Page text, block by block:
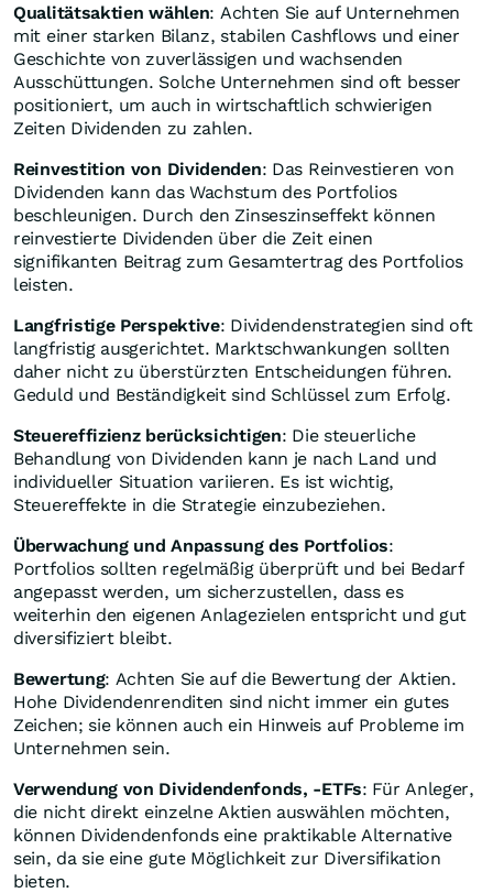
Qualitätsaktien wählen: Achten Sie auf Unternehmen
mit einer starken Bilanz, stabilen Cashflows und einer
Geschichte von zuverlässigen und wachsenden
Ausschüttungen. Solche Unternehmen sind oft besser
positioniert, um auch in wirtschaftlich schwierigen
Zeiten Dividenden zu zahlen.
Reinvestition von Dividenden: Das Reinvestieren von
Dividenden kann das Wachstum des Portfolios
beschleunigen. Durch den Zinseszinseffekt können
reinvestierte Dividenden über die Zeit einen
signifikanten Beitrag zum Gesamtertrag des Portfolios
leisten.
Langfristige Perspektive: Dividendenstrategien sind oft
langfristig ausgerichtet. Marktschwankungen sollten
daher nicht zu überstürzten Entscheidungen führen.
Geduld und Beständigkeit sind Schlüssel zum Erfolg.
Steuereffizienz berücksichtigen: Die steuerliche
Behandlung von Dividenden kann je nach Land und
individueller Situation variieren. Es ist wichtig,
Steuereffekte in die Strategie einzubeziehen.
Überwachung und Anpassung des Portfolios:
Portfolios sollten regelmäßig überprüft und bei Bedarf
angepasst werden, um sicherzustellen, dass es
weiterhin den eigenen Anlagezielen entspricht und gut
diversifiziert bleibt.
Bewertung: Achten Sie auf die Bewertung der Aktien.
Hohe Dividendenrenditen sind nicht immer ein gutes
Zeichen; sie können auch ein Hinweis auf Probleme im
Unternehmen sein.
Verwendung von Dividendenfonds, -ETFs: Für Anleger,
die nicht direkt einzelne Aktien auswählen möchten,
können Dividendenfonds eine praktikable Alternative
sein, da sie eine gute Möglichkeit zur Diversifikation
bieten.